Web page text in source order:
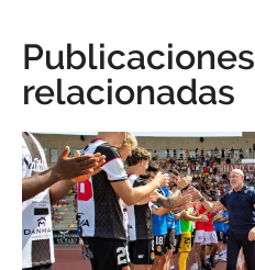
Publicaciones
relacionadas